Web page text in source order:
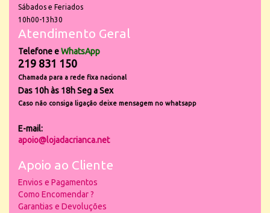
Sábados e Feriados
10h00-13h30
Atendimento Geral
Telefone eWhatsApp
219 831 150
Chamada para a rede fixa nacional
Das 10h às 18h Seg a Sex
Caso não consiga ligação deixe mensagem no whatsapp
E-mail:
apoio@lojadacrianca.net
Apoio ao Cliente
Envios e Pagamentos
Como Encomendar ?
Garantias e Devoluções